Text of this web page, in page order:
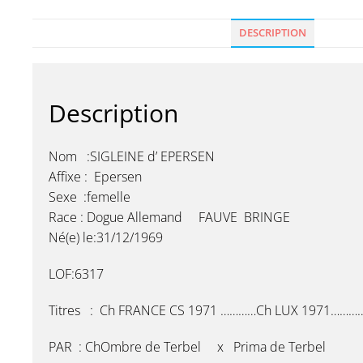
DESCRIPTION
Description
Nom :SIGLEINE d’ EPERSEN
Affixe : Epersen
Sexe :femelle
Race : Dogue Allemand FAUVE BRINGE
Né(e) le:31/12/1969
LOF:6317
Titres : Ch FRANCE CS 1971 …………Ch LUX
PAR : ChOmbre de Terbel x Prima de Terbel